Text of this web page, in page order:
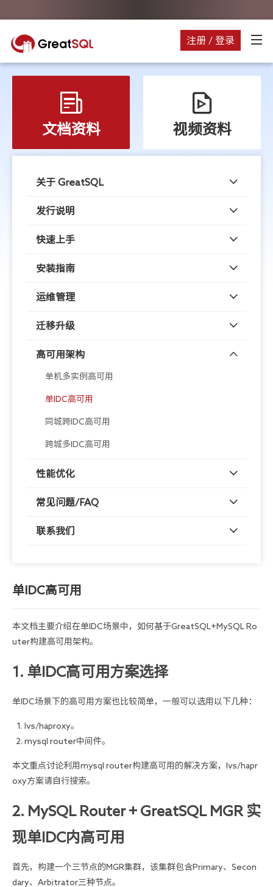
注册 / 登录
文档资料 视频资料
关于 GreatSQL
发行说明
快速上手
安装指南
运维管理
迁移升级
高可用架构
单机多实例高可用
单IDC高可用
同城跨IDC高可用
跨城多IDC高可用
性能优化
常见问题/FAQ
联系我们
单IDC高可用
本文档主要介绍在单IDC场景中，如何基于GreatSQL+MySQL Ro
uter构建高可用架构。
1. 单IDC高可用方案选择
单IDC场景下的高可用方案也比较简单，一般可以选用以下几种：
lvs/haproxy。
mysql router中间件。
本文重点讨论利用mysql router构建高可用的解决方案，lvs/hapr
oxy方案请自行搜索。
2. MySQL Router + GreatSQL MGR 实
现单IDC内高可用
首先，构建一个三节点的MGR集群，该集群包含Primary、Secon
dary、Arbitrator三种节点。